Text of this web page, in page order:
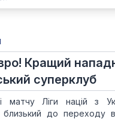
Кращий
суперклуб
матчу Ліги націй з
близький до переходу